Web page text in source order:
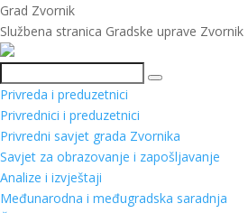
Grad Zvornik
Službena stranica Gradske uprave Zvornik
Pretraga
Privreda i preduzetnici
Privrednici i preduzetnici
Privredni savjet grada Zvornika
Savjet za obrazovanje i zapošljavanje
Analize i izvještaji
Međunarodna i međugradska saradnja